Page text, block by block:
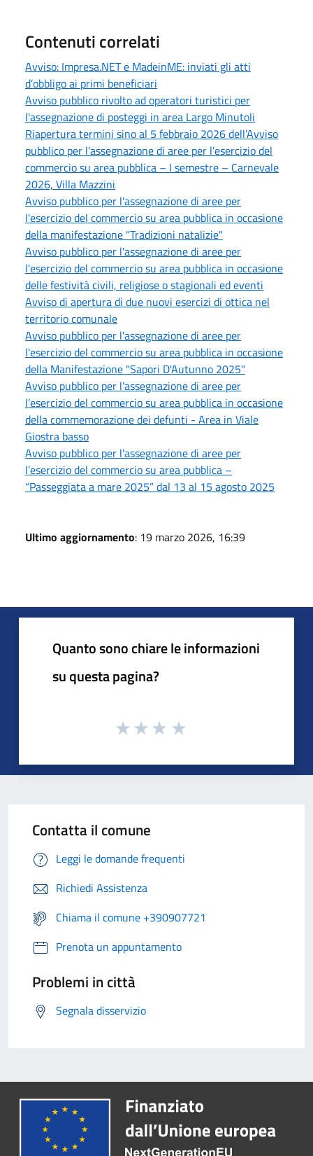
Contenuti correlati
Avviso: Impresa.NET e MadeinME: inviati gli atti
d’obbligo ai primi beneficiari
Avviso pubblico rivolto ad operatori turistici per
l'assegnazione di posteggi in area Largo Minutoli
Riapertura termini sino al 5 febbraio 2026 dell’Avviso
pubblico per l’assegnazione di aree per l’esercizio del
commercio su area pubblica – I semestre – Carnevale
2026, Villa Mazzini
Avviso pubblico per l'assegnazione di aree per
l'esercizio del commercio su area pubblica in occasione
della manifestazione "Tradizioni natalizie"
Avviso pubblico per l'assegnazione di aree per
l'esercizio del commercio su area pubblica in occasione
delle festività civili, religiose o stagionali ed eventi
Avviso di apertura di due nuovi esercizi di ottica nel
territorio comunale
Avviso pubblico per l'assegnazione di aree per
l'esercizio del commercio su area pubblica in occasione
della Manifestazione "Sapori D'Autunno 2025"
Avviso pubblico per l’assegnazione di aree per
l’esercizio del commercio su area pubblica in occasione
della commemorazione dei defunti - Area in Viale
Giostra basso
Avviso pubblico per l’assegnazione di aree per
l’esercizio del commercio su area pubblica –
“Passeggiata a mare 2025” dal 13 al 15 agosto 2025
Ultimo aggiornamento: 19 marzo 2026, 16:39
Quanto sono chiare le informazioni
su questa pagina?
Contatta il comune
Leggi le domande frequenti
Richiedi Assistenza
Chiama il comune +390907721
Prenota un appuntamento
Problemi in città
Segnala disservizio